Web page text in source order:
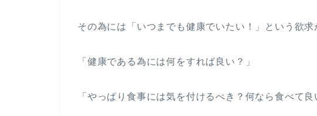
その為には「いつまでも健康でいたい！」という欲求
「健康である為には何をすれば良い？」
「やっぱり食事には気を付けるべき？何なら食べて良